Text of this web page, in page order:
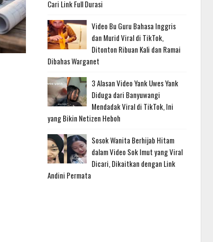
Cari Link Full Durasi
Video Bu Guru Bahasa Inggris
dan Murid Viral di TikTok,
Ditonton Ribuan Kali dan Ramai
Dibahas Warganet
3 Alasan Video Yank Uwes Yank
Diduga dari Banyuwangi
Mendadak Viral di TikTok, Ini
yang Bikin Netizen Heboh
Sosok Wanita Berhijab Hitam
dalam Video Sok Imut yang Viral
Dicari, Dikaitkan dengan Link
Andini Permata